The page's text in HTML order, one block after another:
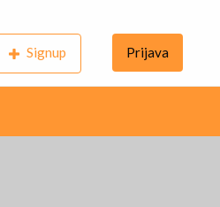
Signup Prijava